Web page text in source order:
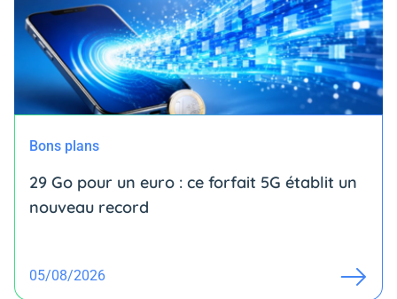
Bons plans
29 Go pour un euro : ce forfait 5G établit un
nouveau record
05/08/2026